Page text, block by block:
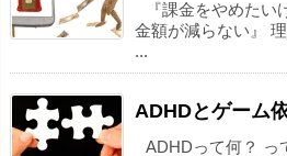
『課金をやめた
金額が減らない』
...
ADHDとゲーム
ADHDって何？ っ